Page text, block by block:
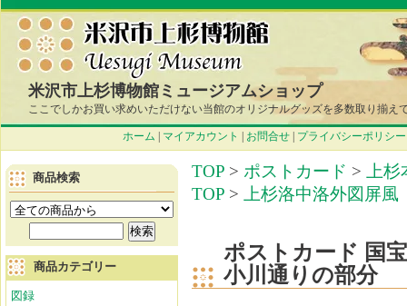
米沢市上杉博物館ミュージアムショップ
ここでしかお買い求めいただけない当館のオリジナルグッズを多数取り揃え
ホーム マイアカウント お問合せ プライバシーポリシー
TOP > ポストカード >
上
TOP > 上杉洛中洛外図屏風
ポストカード 国
小川通りの部分
商品検索
商品カテゴリー
図録